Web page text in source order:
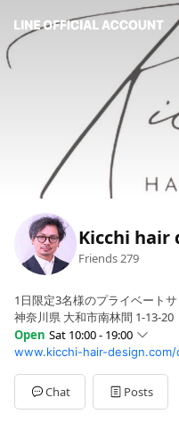
Kicchi hair
Friends279
1日限定3名様のプライベート
神奈川県 大和市南林間 1-13-20
Open Sat 10:00 - 19:00
Sun10:00 - 19:00
Mon10:00 - 19:00
Tue10:00 - 19:00
Wed10:00 - 19:00
www.kicchi-hair-design.com/
Chat Posts